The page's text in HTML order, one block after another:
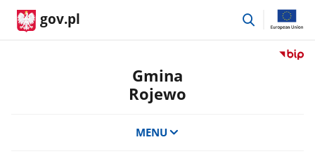
gov.pl
przejdź
Przejdź
Gmina
Rojewo
MENU